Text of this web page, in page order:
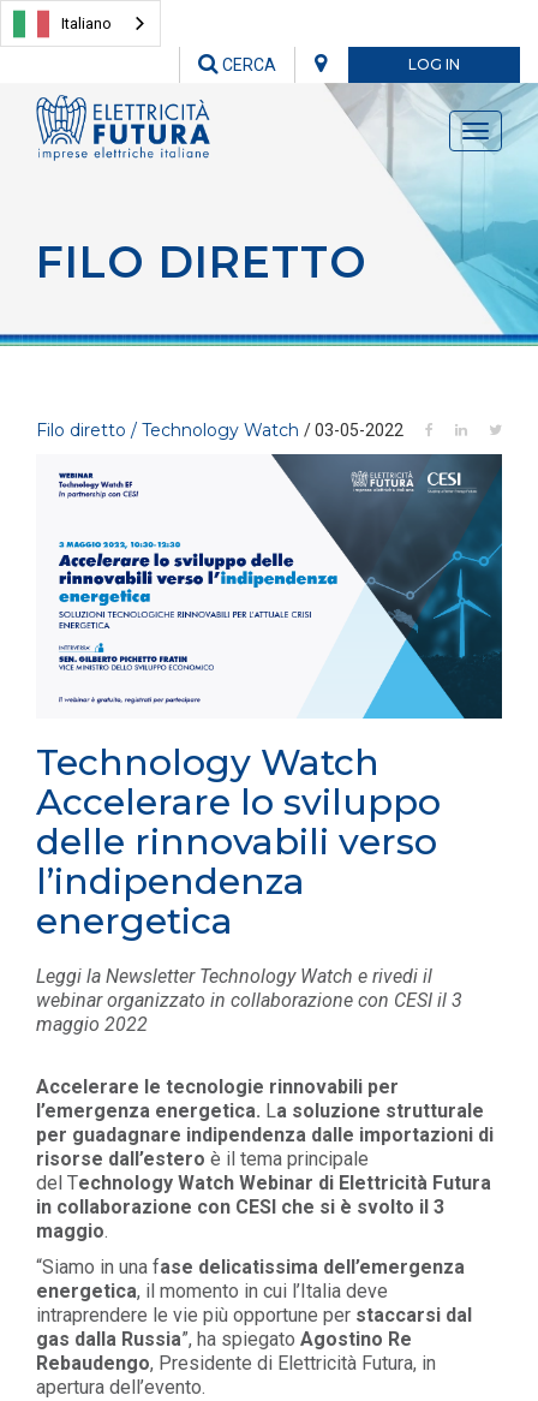
Italiano
LOG IN
CERCA
Toggle
FILO DIRETTO
Filo diretto / Technology Watch / 03-05-2022
Technology Watch
Accelerare lo sviluppo
delle rinnovabili verso
l’indipendenza
energetica
Leggi la Newsletter Technology Watch e rivedi il
webinar organizzato in collaborazione con CESI il 3
maggio 2022
Accelerare le tecnologie rinnovabili per
l’emergenza energetica. La soluzione strutturale
per guadagnare indipendenza dalle importazioni di
risorse dall’estero è il tema principale
del Technology Watch Webinar di Elettricità Futura
in collaborazione con CESI che si è svolto il 3
maggio.
“Siamo in una fase delicatissima dell’emergenza
energetica, il momento in cui l’Italia deve
intraprendere le vie più opportune per staccarsi dal
gas dalla Russia”, ha spiegato Agostino Re
Rebaudengo, Presidente di Elettricità Futura, in
apertura dell’evento.